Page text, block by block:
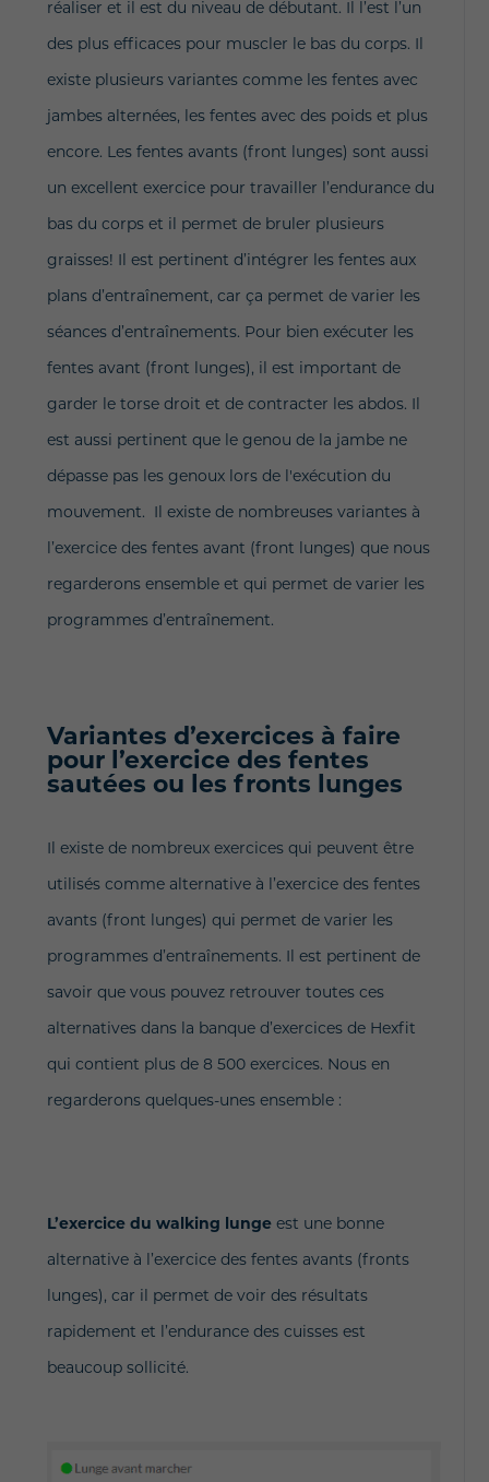
réaliser et il est du niveau de débutant. Il l’est l’un
des plus efficaces pour muscler le bas du corps. Il
existe plusieurs variantes comme les fentes avec
jambes alternées, les fentes avec des poids et plus
encore. Les fentes avants (front lunges) sont aussi
un excellent exercice pour travailler l’endurance du
bas du corps et il permet de bruler plusieurs
graisses! Il est pertinent d’intégrer les fentes aux
plans d’entraînement, car ça permet de varier les
séances d’entraînements. Pour bien exécuter les
fentes avant (front lunges), il est important de
garder le torse droit et de contracter les abdos. Il
est aussi pertinent que le genou de la jambe ne
dépasse pas les genoux lors de l'exécution du
mouvement. Il existe de nombreuses variantes à
l’exercice des fentes avant (front lunges) que nous
regarderons ensemble et qui permet de varier les
programmes d’entraînement.
Variantes d’exercices à faire
pour l’exercice des fentes
sautées ou les fronts lunges
Il existe de nombreux exercices qui peuvent être
utilisés comme alternative à l’exercice des fentes
avants (front lunges) qui permet de varier les
programmes d’entraînements. Il est pertinent de
savoir que vous pouvez retrouver toutes ces
alternatives dans la banque d’exercices de Hexfit
qui contient plus de 8 500 exercices. Nous en
regarderons quelques-unes ensemble :
L’exercice du walking lungeest une bonne
alternative à l’exercice des fentes avants (fronts
lunges), car il permet de voir des résultats
rapidement et l’endurance des cuisses est
beaucoup sollicité.